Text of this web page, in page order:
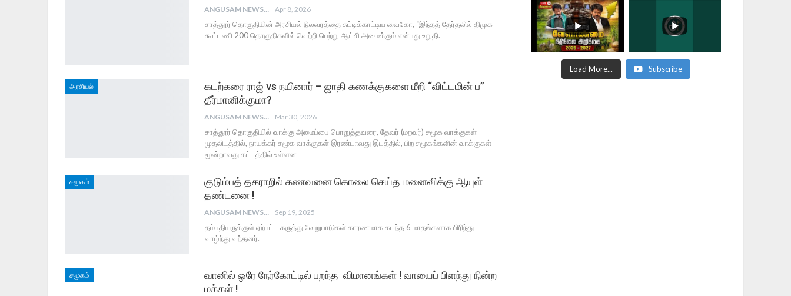
ANGUSAM NEWS Apr 8, 2026
சாத்தூர் தொகுதியின் அரசியல் நிலவரத்தை சுட்டிக்காட்டிய வைகோ, “இந்தத் தேர்தலில் திமுக
கூட்டணி 200 தொகுதிகளில் வெற்றி பெற்று ஆட்சி அமைக்கும் என்பது உறுதி.
அரசியல்
கடற்கரை ராஜ் vs நயினார் – ஜாதி கணக்குகளை மீறி “விட்டமின் ப”
தீர்மானிக்குமா?
ANGUSAM NEWS Mar 30, 2026
சாத்தூர் தொகுதியில் வாக்கு அமைப்பை பொறுத்தவரை, தேவர் (மறவர்) சமூக வாக்குகள்
முதலிடத்தில், நாயக்கர் சமூக வாக்குகள் இரண்டாவது இடத்தில், பிற சமூகங்களின் வாக்குகள்
மூன்றாவது கட்டத்தில் உள்ளன
சமூகம்
குடும்பத் தகராறில் கணவனை கொலை செய்த மனைவிக்கு ஆயுள்
தண்டனை !
ANGUSAM NEWS Sep 19, 2025
தம்பதியருக்குள் ஏற்பட்ட கருத்து வேறுபாடுகள் காரணமாக கடந்த 6 மாதங்களாக பிரிந்து
வாழ்ந்து வந்தனர்.
சமூகம்
வானில் ஒரே நேர்கோட்டில் பறந்த விமானங்கள் ! வாயைப் பிளந்து நின்ற
மக்கள் !
Load More... Subscribe